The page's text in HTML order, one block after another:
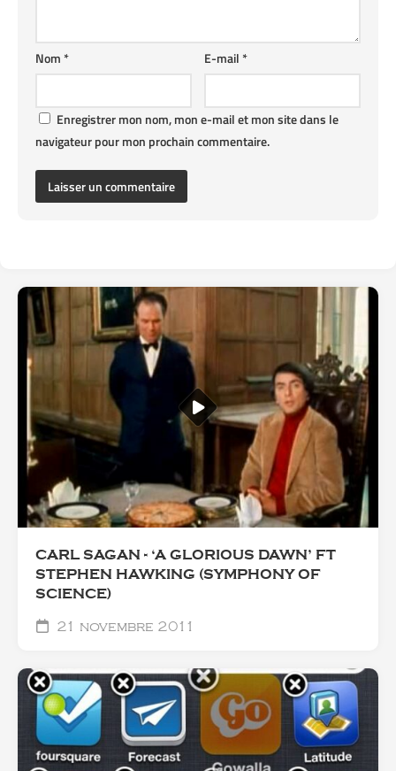
E-mail*
Nom*
Enregistrer mon nom, mon e-mail et mon site dans le
navigateur pour mon prochain commentaire.
CARL SAGAN - ‘A GLORIOUS DAWN’ FT
STEPHEN HAWKING (SYMPHONY OF
SCIENCE)
21 novembre 2011